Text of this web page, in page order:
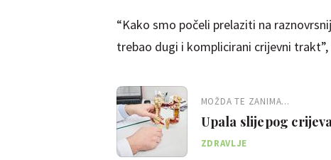
“Kako smo počeli prelaziti na
trebao dugi i komplicirani crijevni trakt”,
MOŽDA TE ZANIMA...
Upala slijepog
i liječenje
ZDRAVLJE